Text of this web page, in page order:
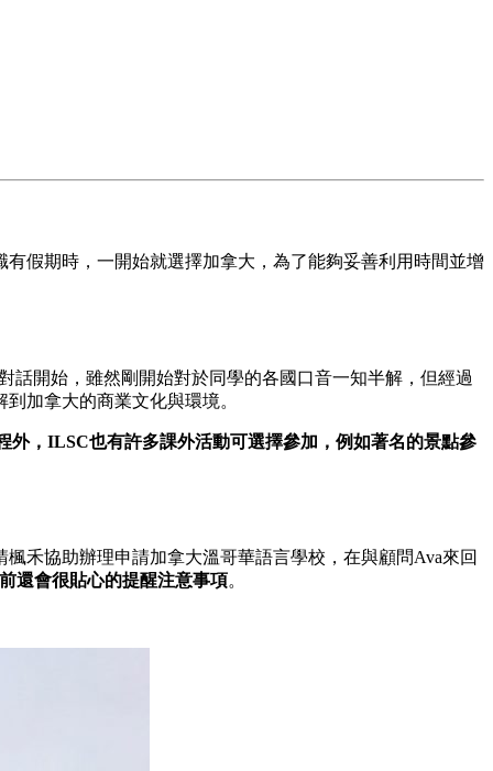
假期時，一開始就選擇加拿大，為了能夠妥善利用時間並增
話開始，雖然剛開始對於同學的各國口音一知半解，但經過
加拿大的商業文化與環境。
外，ILSC也有許多課外活動可選擇參加，例如著名的景點參
禾協助辦理申請加拿大溫哥華語言學校，在與顧問Ava來回
還會很貼心的提醒注意事項。